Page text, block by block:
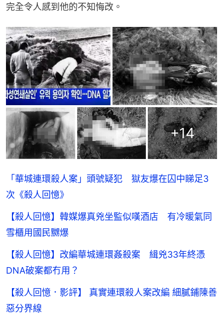
完全令人感到他的不知悔改。
+14
「華城連環殺人案」頭號疑犯 獄友爆在囚中睇足3
次《殺人回憶》
【殺人回憶】韓媒爆真兇坐監似嘆酒店 有冷暖氣同
雪櫃用國民嬲爆
【殺人回憶】改編華城連環姦殺案 緝兇33年終憑
DNA破案都冇用？
【殺人回憶．影評】 真實連環殺人案改編 細膩鋪陳善
惡分界線